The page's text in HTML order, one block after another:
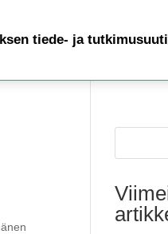
tiede- ja